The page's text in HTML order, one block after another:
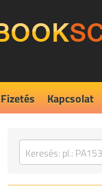
Fizetés Kapcsolat